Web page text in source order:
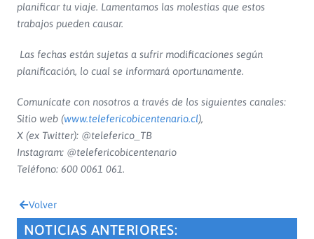
planificar tu viaje. Lamentamos las molestias que estos
trabajos pueden causar.
Las fechas están sujetas a sufrir modificaciones según
planificación, lo cual se informará oportunamente.
Comunícate con nosotros a través de los siguientes canales:
Sitio web (www.telefericobicentenario.cl),
X (ex Twitter): @teleferico_TB
Instagram: @telefericobicentenario
Teléfono: 600 0061 061.
Volver
NOTICIAS ANTERIORES: